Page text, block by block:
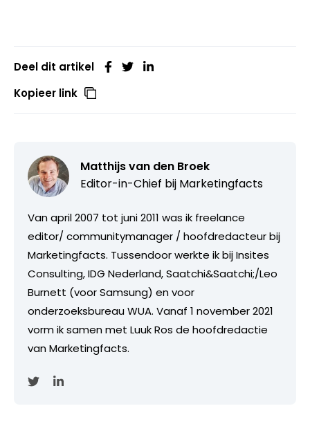
Deel dit artikel
Kopieer link
Matthijs van den Broek
Editor-in-Chief bij Marketingfacts
Van april 2007 tot juni 2011 was ik freelance
editor/ communitymanager / hoofdredacteur bij
Marketingfacts. Tussendoor werkte ik bij Insites
Consulting, IDG Nederland, Saatchi&Saatchi;/Leo
Burnett (voor Samsung) en voor
onderzoeksbureau WUA. Vanaf 1 november 2021
vorm ik samen met Luuk Ros de hoofdredactie
van Marketingfacts.